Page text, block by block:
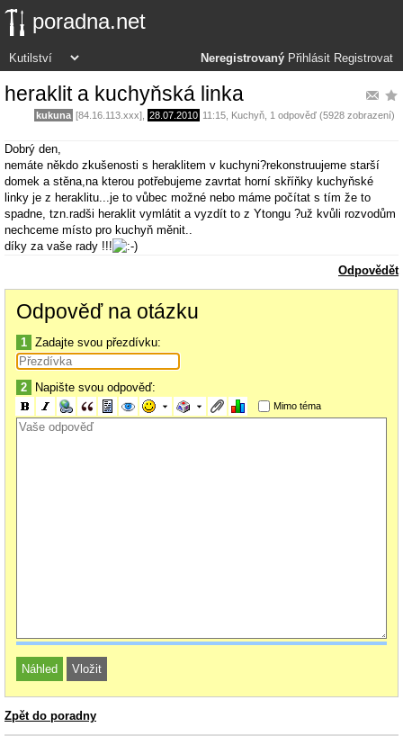
poradna.net
Neregistrovaný Přihlásit Registrovat
heraklit a kuchyňská linka
kukuna [84.16.113.xxx], 28.07.2010 11:15 Kuchyň , 1 odpověď (5928 zobrazení)
Dobrý den,
nemáte někdo zkušenosti s heraklitem v kuchyni?rekonstruujeme starší
domek a stěna,na kterou potřebujeme zavrtat horní skříňky kuchyňské
linky je z heraklitu...je to vůbec možné nebo máme počítat s tím že to
spadne, tzn.radši heraklit vymlátit a vyzdít to z Ytongu ?už kvůli rozvodům
nechceme místo pro kuchyň měnit..
díky za vaše rady !!!
Odpovědět
Odpověď na otázku
1 Zadajte svou přezdívku:
2 Napište svou odpověď:
Mimo téma
Zpět do poradny